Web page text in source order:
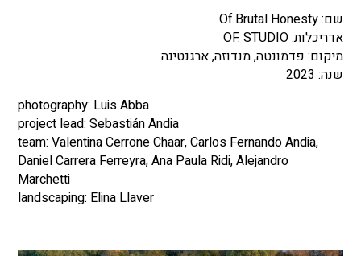
שם:Of.Brutal Honesty
אדריכלות:OF. STUDIO
מיקום: פדמונטה, מנדוזה, ארגנטינה
שנה: 2023
photography: Luis Abba
project lead: Sebastián Andia
team: Valentina Cerrone Chaar, Carlos Fernando Andia,
Daniel Carrera Ferreyra, Ana Paula Ridi, Alejandro
Marchetti
landscaping: Elina Llaver